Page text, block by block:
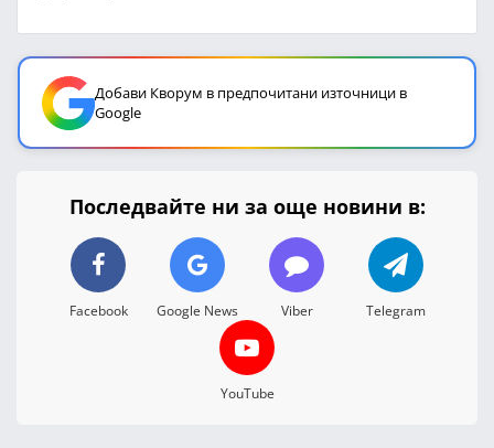
Добави Кворум в предпочитани източници в
Google
Последвайте ни за още новини в:
Facebook Google News Viber Telegram
YouTube